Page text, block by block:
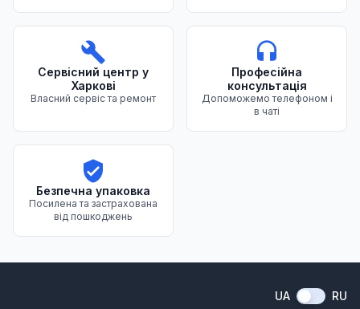
Сервісний центр у
Харкові
Власний сервіс та ремонт
Професійна
консультація
Допоможемо телефоном і
в чаті
Безпечна упаковка
Посилена та застрахована
від пошкоджень
UA RU